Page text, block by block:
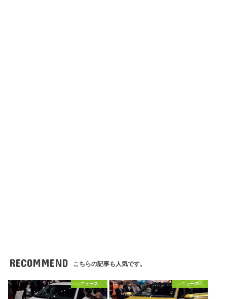
RECOMMEND こちらの記事も人気です。
ニュース ニュース